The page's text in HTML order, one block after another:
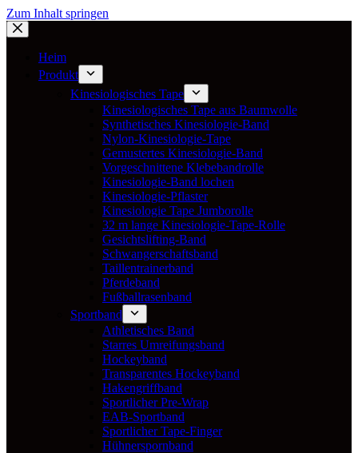
Zum Inhalt springen
Heim
Produkt
Kinesiologisches Tape
Kinesiologisches Tape aus Baumwolle
Synthetisches Kinesiologie-Band
Nylon-Kinesiologie-Tape
Gemustertes Kinesiologie-Band
Vorgeschnittene Klebebandrolle
Kinesiologie-Band lochen
Kinesiologie-Pflaster
Kinesiologie Tape Jumborolle
32 m lange Kinesiologie-Tape-Rolle
Gesichtslifting-Band
Schwangerschaftsband
Taillentrainerband
Pferdeband
Fußballrasenband
Sportband
Athletisches Band
Starres Umreifungsband
Hockeyband
Transparentes Hockeyband
Hakengriffband
Sportlicher Pre-Wrap
EAB-Sportband
Sportlicher Tape-Finger
Hühnerspornband